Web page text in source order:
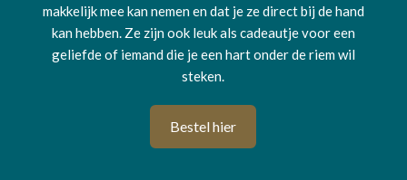
makkelijk mee kan nemen en dat je ze direct bij de hand
kan hebben. Ze zijn ook leuk als cadeautje voor een
geliefde of iemand die je een hart onder de riem wil
steken.
Bestel hier